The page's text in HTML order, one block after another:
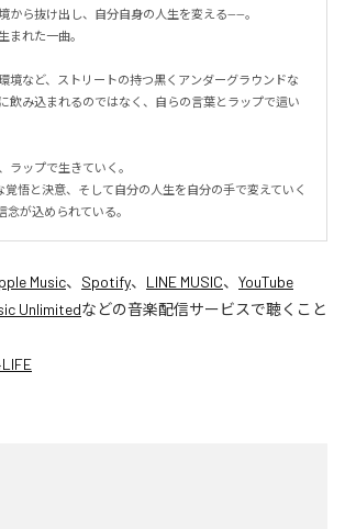
から抜け出し、自分自身の人生を変える——。
まれた一曲。
境など、ストリートの持つ黒くアンダーグラウンドな
飲み込まれるのではなく、自らの言葉とラップで這い
ラップで生きていく。
覚悟と決意、そして自分の人生を自分の手で変えていく
が込められている。
Music、 Spotify、 LINE MUSIC、 YouTube
Unlimitedなどの音楽配信サービスで聴くこと